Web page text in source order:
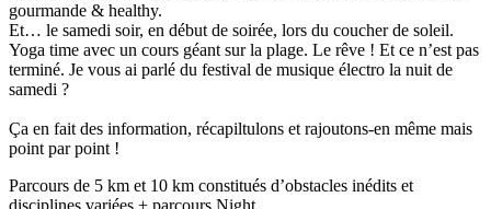
gourmande & healthy.
Et… le samedi soir, en début de soirée, lors du coucher de soleil.
Yoga time avec un cours géant sur la plage. Le rêve ! Et ce n’est pas
terminé. Je vous ai parlé du festival de musique électro la nuit de
samedi ?
Ça en fait des information, récapiltulons et rajoutons-en même mais
point par point !
Parcours de 5 km et 10 km constitués d’obstacles inédits et
disciplines variées + parcours Night